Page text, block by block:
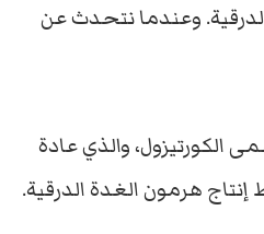
وعندما نتحدث عن
الكورتيزول، والذي عادة
هرمون الغدة الدرقية.